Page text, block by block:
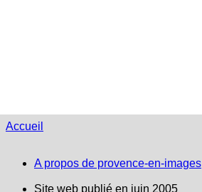
Accueil
A propos de provence-en-images
Site web publié en juin 2005